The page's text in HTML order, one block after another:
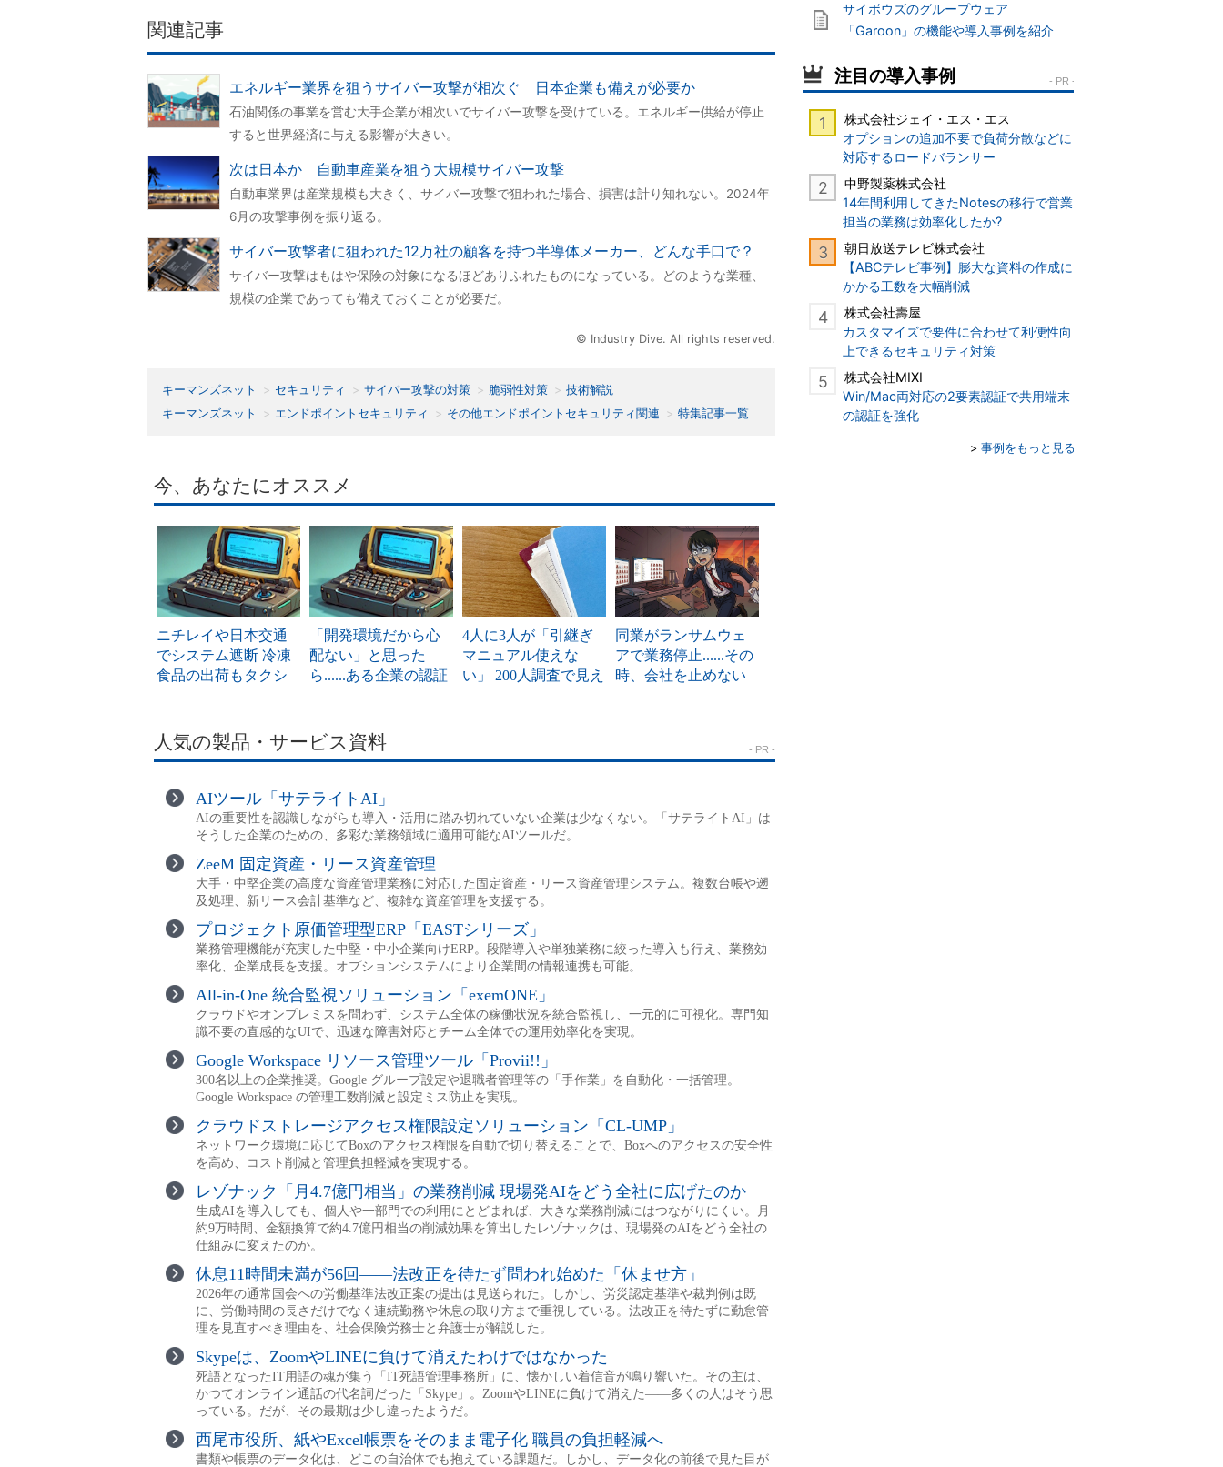
関連記事
エネルギー業界を狙うサイバー攻撃が相次ぐ 日本企業も備えが必要か
石油関係の事業を営む大手企業が相次いでサイバー攻撃を受けている。エネルギー供給が停止
すると世界経済に与える影響が大きい。
次は日本か 自動車産業を狙う大規模サイバー攻撃
自動車業界は産業規模も大きく、サイバー攻撃で狙われた場合、損害は計り知れない。2024年
6月の攻撃事例を振り返る。
サイバー攻撃者に狙われた12万社の顧客を持つ半導体メーカー、どんな手口で？
サイバー攻撃はもはや保険の対象になるほどありふれたものになっている。どのような業種、
規模の企業であっても備えておくことが必要だ。
© Industry Dive. All rights reserved.
キーマンズネット セキュリティ サイバー攻撃の対策 脆弱性対策
技術解説
キーマンズネット
エンドポイントセキュリティ その他エンドポイントセキュリティ関連 特集記事一覧
サイボウズのグループウェア
「Garoon」の機能や導入事例を紹介